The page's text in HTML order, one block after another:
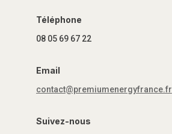
Téléphone
08 05 69 67 22
Email
contact@premiumenergyfrance.fr
Suivez-nous